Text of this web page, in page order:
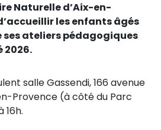
Naturelle d’Aix-en-
les enfants âgés
ses ateliers pédagogiques
2026.
salle Gassendi, 166 avenue
Provence (à côté du Parc
16h.